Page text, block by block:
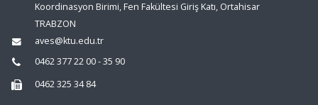
Koordinasyon Birimi, Fen Fakültesi Giriş Katı, Ortahisar
TRABZON
aves@ktu.edu.tr
0462 377 22 00 - 35 90
0462 325 34 84